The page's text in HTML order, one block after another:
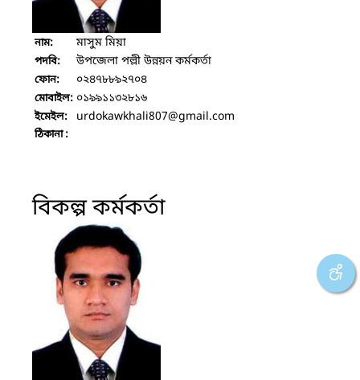
নাম: মাসুম মিয়া
পদবি: উপজেলা পল্লী উন্নয়ন কর্মকর্তা
ফোন: ০২৪৭৮৮৯২৭০৪
মোবাইল: ০১৯৯১১৩২৮১৬
ইমেইল: urdokawkhali807@gmail.com
ঠিকানা :
বিকল্প কর্মকর্তা